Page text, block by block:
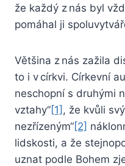
že každý z nás byl
pomáhal ji
Většina z nás zažila
to i v církvi. Církevní
neschopní s druhými
vztahy“[1] , že kvůli
nezřízeným“[2]
lidskosti, a že
uznat podle Bohem